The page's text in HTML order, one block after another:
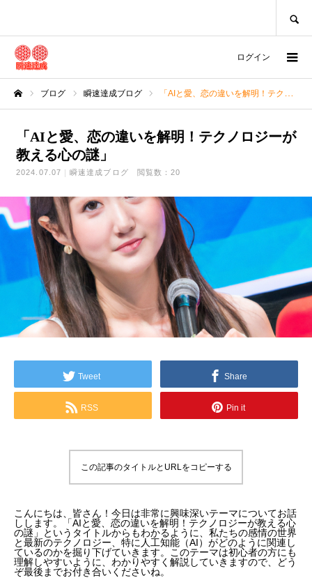
ログイン
ブログ 瞬速達成ブログ 「AIと愛、恋の違いを解明！テクノロジーが教える心の謎」
「AIと愛、恋の違いを解明！テクノロジーが
教える心の謎」
2024.07.07 瞬速達成ブログ 閲覧数：20
Tweet Share
RSS Pin it
この記事のタイトルとURLをコピーする
こんにちは、皆さん！今日は非常に興味深いテーマについてお話
しします。「AIと愛、恋の違いを解明！テクノロジーが教える心
の謎」というタイトルからもわかるように、私たちの感情の世界
と最新のテクノロジー、特に人工知能（AI）がどのように関連し
ているのかを掘り下げていきます。このテーマは初心者の方にも
理解しやすいように、わかりやすく解説していきますので、どう
ぞ最後までお付き合いくださいね。